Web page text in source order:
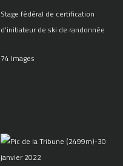
Stage fédéral de certification
d'initiateur de ski de randonnée
74 Images